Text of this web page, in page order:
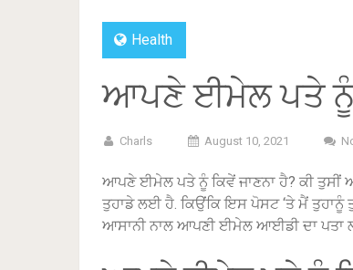
Health
ਆਪਣੇ ਈਮੇਲ ਪਤੇ ਨੂੰ
Charls August 10, 2021
ਆਪਣੇ ਈਮੇਲ ਪਤੇ ਨੂੰ ਕਿਵੇਂ ਜਾਣਨਾ ਹੈ? ਕੀ ਤੁਸੀਂ
ਤੁਹਾਡੇ ਲਈ ਹੈ. ਕਿਉਂਕਿ ਇਸ ਪੋਸਟ ‘ਤੇ ਮੈਂ ਤੁਹਾਨੂੰ
ਆਸਾਨੀ ਨਾਲ ਆਪਣੀ ਈਮੇਲ ਆਈਡੀ ਦਾ ਪਤਾ